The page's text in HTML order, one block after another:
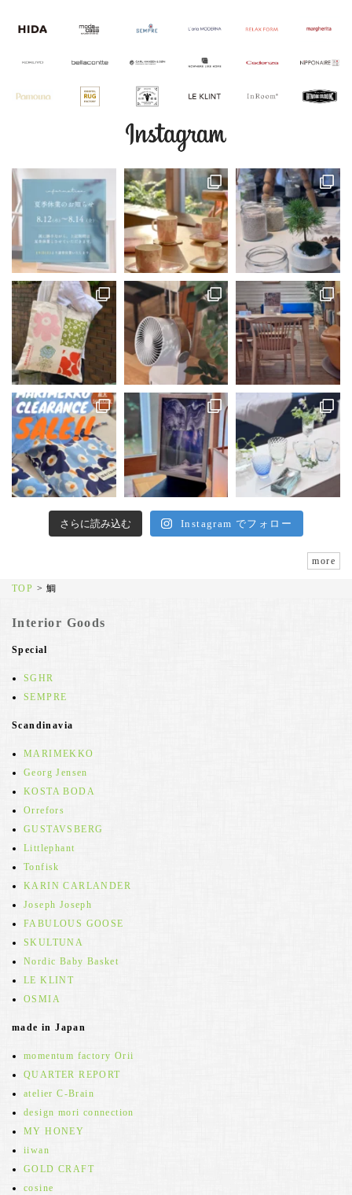
さらに読み込む Instagram でフォロー
more
TOP >鯛
Interior Goods
Special
SGHR
SEMPRE
Scandinavia
MARIMEKKO
Georg Jensen
KOSTA BODA
Orrefors
GUSTAVSBERG
Littlephant
Tonfisk
KARIN CARLANDER
Joseph Joseph
FABULOUS GOOSE
SKULTUNA
Nordic Baby Basket
LE KLINT
OSMIA
made in Japan
momentum factory Orii
QUARTER REPORT
atelier C-Brain
design mori connection
MY HONEY
iiwan
GOLD CRAFT
cosine